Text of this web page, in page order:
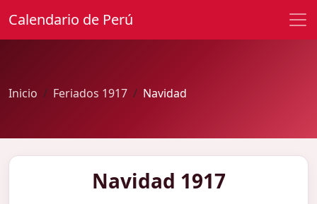
Calendario de Perú
Inicio Feriados 1917 Navidad
Navidad 1917